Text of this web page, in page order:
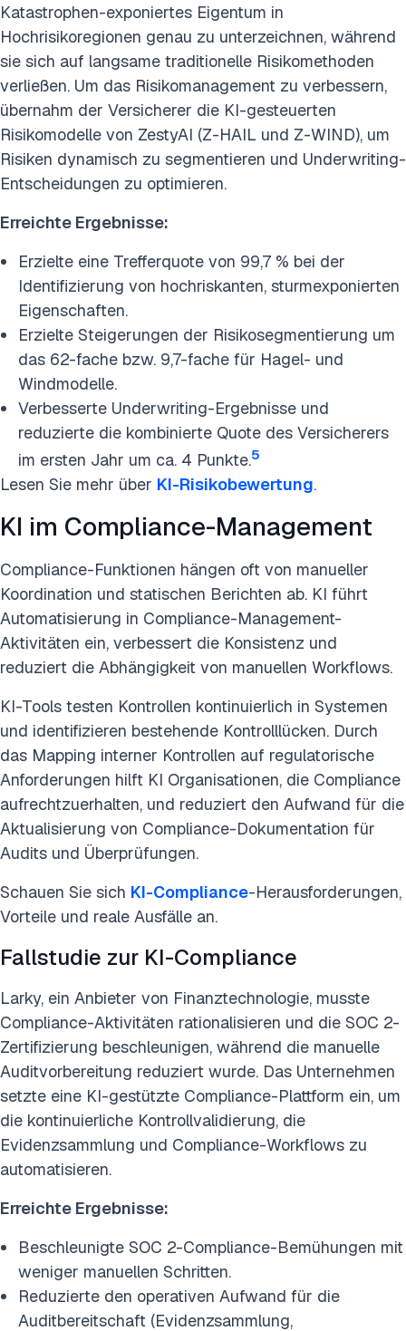
Katastrophen-exponiertes Eigentum in
Hochrisikoregionen genau zu unterzeichnen, während
sie sich auf langsame traditionelle Risikomethoden
verließen. Um das Risikomanagement zu verbessern,
übernahm der Versicherer die KI-gesteuerten
Risikomodelle von ZestyAI (Z-HAIL und Z-WIND), um
Risiken dynamisch zu segmentieren und Underwriting-
Entscheidungen zu optimieren.
Erreichte Ergebnisse:
Erzielte eine Trefferquote von 99,7 % bei der
Identifizierung von hochriskanten, sturmexponierten
Eigenschaften.
Erzielte Steigerungen der Risikosegmentierung um
das 62-fache bzw. 9,7-fache für Hagel- und
Windmodelle.
Verbesserte Underwriting-Ergebnisse und
reduzierte die kombinierte Quote des Versicherers
im ersten Jahr um ca. 4 Punkte.5
Lesen Sie mehr über KI-Risikobewertung.
KI im Compliance-Management
Compliance-Funktionen hängen oft von manueller
Koordination und statischen Berichten ab. KI führt
Automatisierung in Compliance-Management-
Aktivitäten ein, verbessert die Konsistenz und
reduziert die Abhängigkeit von manuellen Workflows.
KI-Tools testen Kontrollen kontinuierlich in Systemen
und identifizieren bestehende Kontrolllücken. Durch
das Mapping interner Kontrollen auf regulatorische
Anforderungen hilft KI Organisationen, die Compliance
aufrechtzuerhalten, und reduziert den Aufwand für die
Aktualisierung von Compliance-Dokumentation für
Audits und Überprüfungen.
Schauen Sie sich KI-Compliance-Herausforderungen,
Vorteile und reale Ausfälle an.
Fallstudie zur KI-Compliance
Larky, ein Anbieter von Finanztechnologie, musste
Compliance-Aktivitäten rationalisieren und die SOC 2-
Zertifizierung beschleunigen, während die manuelle
Auditvorbereitung reduziert wurde. Das Unternehmen
setzte eine KI-gestützte Compliance-Plattform ein, um
die kontinuierliche Kontrollvalidierung, die
Evidenzsammlung und Compliance-Workflows zu
automatisieren.
Erreichte Ergebnisse:
Beschleunigte SOC 2-Compliance-Bemühungen mit
weniger manuellen Schritten.
Reduzierte den operativen Aufwand für die
Auditbereitschaft (Evidenzsammlung,